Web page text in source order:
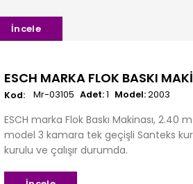
İncele
ESCH MARKA FLOK BASKI
Adet:1 Model:2003
Mr-03105
ESCH marka Flok Baskı Makinası,
model 3 kamara tek geçişli Santeks
kurulu ve çalışır durumda.